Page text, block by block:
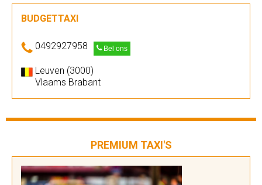
BUDGETTAXI
0492927958 Bel ons
Leuven (3000)
Vlaams Brabant
PREMIUM TAXI'S